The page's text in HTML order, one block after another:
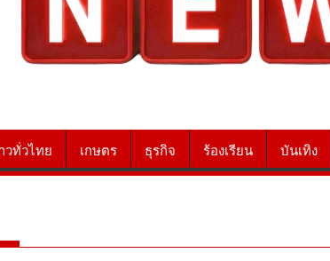
วทั่วไทย เกษตร ธุรกิจ ร้องเรียน บันเทิง